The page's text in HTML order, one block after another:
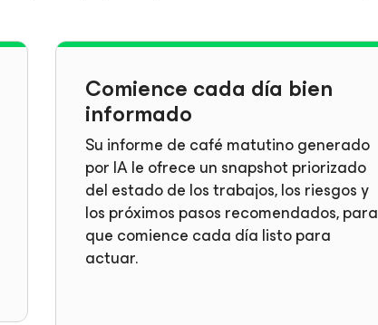
Comience cada día bien
informado
Su informe de café matutino generado
por IA le ofrece un snapshot priorizado
del estado de los trabajos, los riesgos y
los próximos pasos recomendados, para
que comience cada día listo para
actuar.